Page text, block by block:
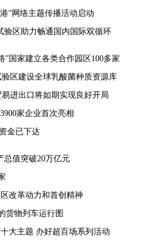
”网络主题传播活动启动
验区助力畅通国内国际双循环
”国家建立各类合作园区100多家
区建设全球乳酸菌种质资源库
进出口将如期实现良好开局
家企业首次亮相
金已下达
总值突破20万亿元
改革动力和首创精神
货物列车运行图
大主题 办好超百场系列活动